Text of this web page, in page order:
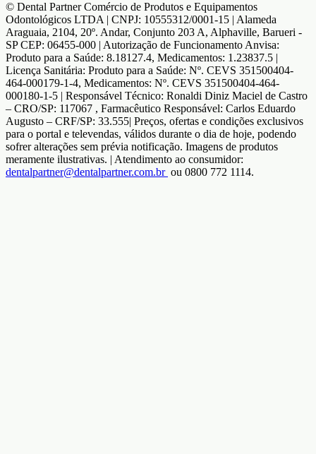
© Dental Partner Comércio de Produtos e Equipamentos
Odontológicos LTDA | CNPJ: 10555312/0001-15 | Alameda
Araguaia, 2104, 20º. Andar, Conjunto 203 A, Alphaville, Barueri -
SP CEP: 06455-000 | Autorização de Funcionamento Anvisa:
Produto para a Saúde: 8.18127.4, Medicamentos: 1.23837.5 |
Licença Sanitária: Produto para a Saúde: Nº. CEVS 351500404-
464-000179-1-4, Medicamentos: Nº. CEVS 351500404-464-
000180-1-5 | Responsável Técnico: Ronaldi Diniz Maciel de Castro
– CRO/SP: 117067 , Farmacêutico Responsável: Carlos Eduardo
Augusto – CRF/SP: 33.555| Preços, ofertas e condições exclusivos
para o portal e televendas, válidos durante o dia de hoje, podendo
sofrer alterações sem prévia notificação. Imagens de produtos
meramente ilustrativas. | Atendimento ao consumidor:
dentalpartner@dentalpartner.com.br ou 0800 772 1114.